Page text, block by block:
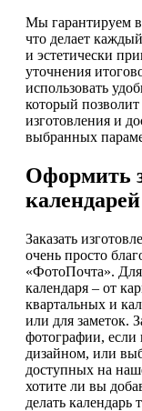
Мы гарантируем
что делает
и эстетически
уточнения
использовать
который
изготовления и
выбранных
Оформить
Заказать
очень просто
«ФотоПочта».
календаря – от
квартальных и
или для заметок.
фотографии,
дизайном, или
доступных на
хотите ли вы
делать